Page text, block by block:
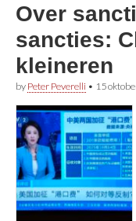
Over
sancties:
kleineren
by Peter Peverelli • 15